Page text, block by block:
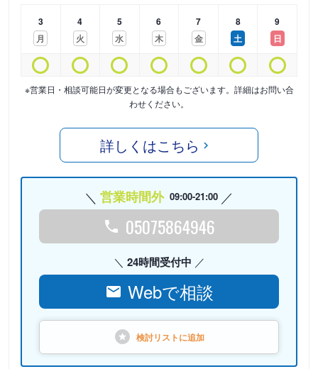
3
月
4
火
5
水
6
木
7
金
8
土
9
日
※営業日・相談可能日が変更となる場合もございます。詳細はお問い合
わせください。
詳しくはこちら
営業時間外 09:00-21:00
05075864946
24時間受付中
Webで相談
検討リストに追加